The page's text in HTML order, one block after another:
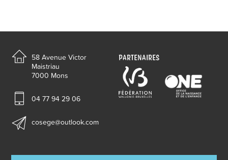
58 Avenue Victor
Maistriau
7000 Mons
04 77 94 29 06
cosege@outlook.com
PARTENAIRES